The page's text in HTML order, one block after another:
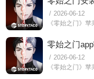
/ 2026-06-12
零始之门
/ 2026-06-12